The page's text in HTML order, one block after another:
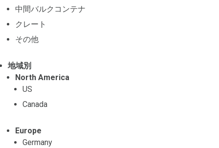
中間バルクコンテナ
クレート
その他
地域別
North America
US
Canada
Europe
Germany